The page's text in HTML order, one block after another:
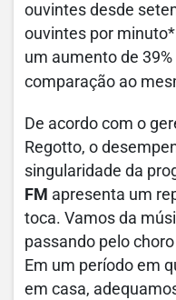
ouvintes desde
ouvintes por
um aumento de
comparação ao
De acordo com o
Regotto, o
singularidade da
FM apresenta um
toca. Vamos da
passando pelo
Em um período em
em casa,